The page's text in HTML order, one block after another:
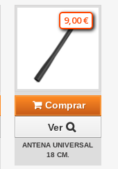
9,00 €
Comprar
Ver
ANTENA UNIVERSAL
18 CM.